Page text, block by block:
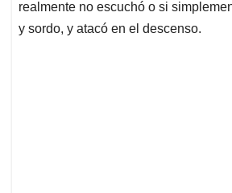
realmente no escuchó o si
y sordo, y atacó en el descenso.